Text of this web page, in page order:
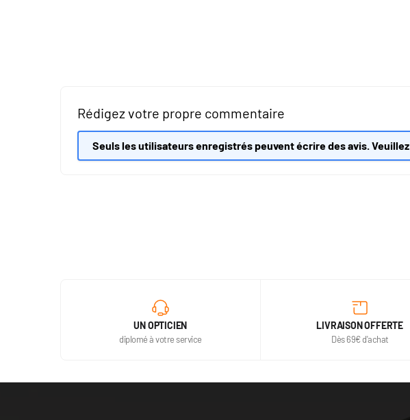
Rédigez votre propre commentaire
Seuls les utilisateurs enregistrés peuvent écrire des avis. Veuillez
UN OPTICIEN
diplomé à votre service
LIVRAISON OFFERTE
Dès 69€ d'achat